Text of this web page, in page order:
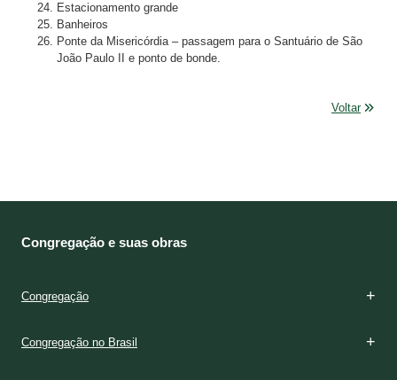
Estacionamento grande
Banheiros
Ponte da Misericórdia – passagem para o Santuário de São
João Paulo II e ponto de bonde.
Voltar
Congregação e suas obras
Congregação
Congregação no Brasil